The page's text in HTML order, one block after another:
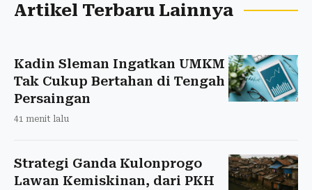
Artikel Terbaru Lainnya
Kadin Sleman Ingatkan UMKM
Tak Cukup Bertahan di Tengah
Persaingan
41 menit lalu
Strategi Ganda Kulonprogo
Lawan Kemiskinan, dari PKH